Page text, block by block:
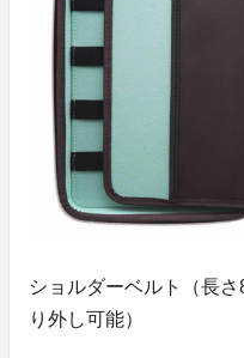
ショルダーベルト（長
り外し可能）